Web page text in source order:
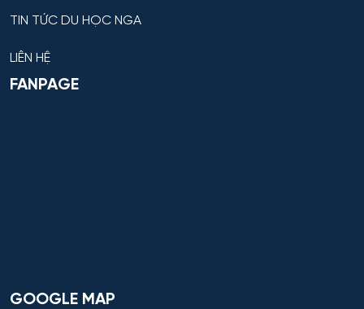
TIN TỨC DU HỌC NGA
LIÊN HỆ
FANPAGE
GOOGLE MAP